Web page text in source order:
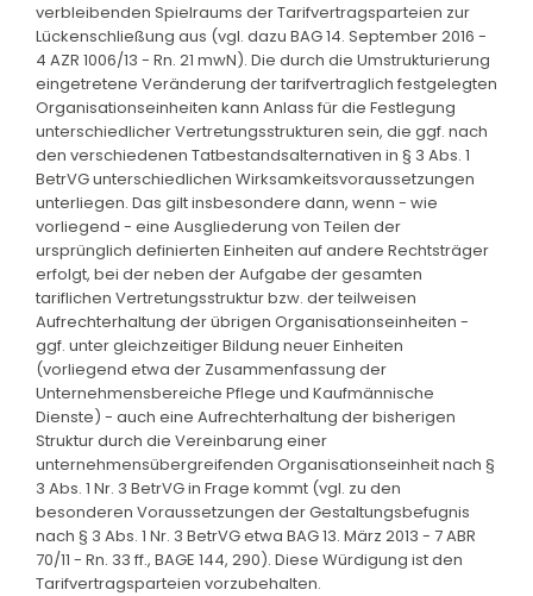
verbleibenden Spielraums der Tarifvertragsparteien zur
Lückenschließung aus (vgl. dazu BAG 14. September 2016 -
4 AZR 1006/13 - Rn. 21 mwN). Die durch die Umstrukturierung
eingetretene Veränderung der tarifvertraglich festgelegten
Organisationseinheiten kann Anlass für die Festlegung
unterschiedlicher Vertretungsstrukturen sein, die ggf. nach
den verschiedenen Tatbestandsalternativen in § 3 Abs. 1
BetrVG unterschiedlichen Wirksamkeitsvoraussetzungen
unterliegen. Das gilt insbesondere dann, wenn - wie
vorliegend - eine Ausgliederung von Teilen der
ursprünglich definierten Einheiten auf andere Rechtsträger
erfolgt, bei der neben der Aufgabe der gesamten
tariflichen Vertretungsstruktur bzw. der teilweisen
Aufrechterhaltung der übrigen Organisationseinheiten -
ggf. unter gleichzeitiger Bildung neuer Einheiten
(vorliegend etwa der Zusammenfassung der
Unternehmensbereiche Pflege und Kaufmännische
Dienste) - auch eine Aufrechterhaltung der bisherigen
Struktur durch die Vereinbarung einer
unternehmensübergreifenden Organisationseinheit nach §
3 Abs. 1 Nr. 3 BetrVG in Frage kommt (vgl. zu den
besonderen Voraussetzungen der Gestaltungsbefugnis
nach § 3 Abs. 1 Nr. 3 BetrVG etwa BAG 13. März 2013 - 7 ABR
70/11 - Rn. 33 ff., BAGE 144, 290). Diese Würdigung ist den
Tarifvertragsparteien vorzubehalten.